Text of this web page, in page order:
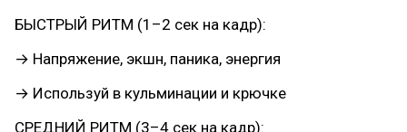
БЫСТРЫЙ РИТМ (1–2 сек на кадр):
→ Напряжение, экшн, паника, энергия
→ Используй в кульминации и крючке
СРЕДНИЙ РИТМ (3–4 сек на кадр):